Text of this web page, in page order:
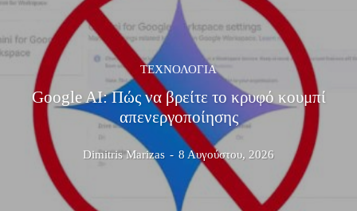
ΤΕΧΝΟΛΟΓΊΑ
Google AI: Πώς να βρείτε το κρυφό κουμπί
απενεργοποίησης
Dimitris Marizas - 8 Αυγούστου, 2026